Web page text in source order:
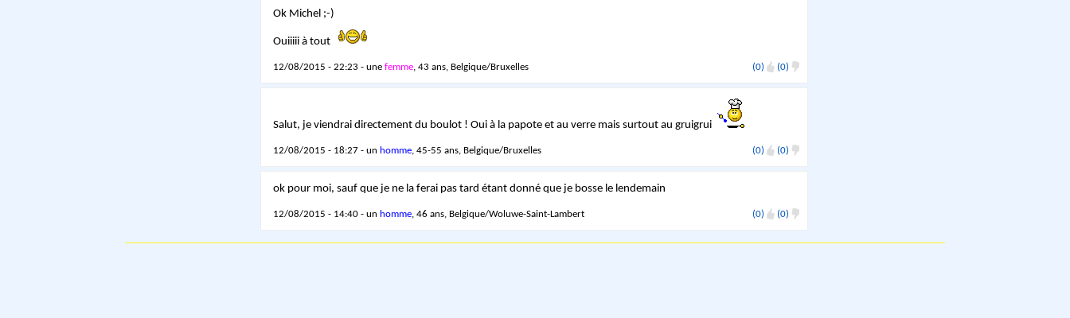
Ok Michel ;-)
Ouiiiii à tout
12/08/2015 - 22:23 - une femme, 43 ans, Belgique/Bruxelles (0) (0)
Salut, je viendrai directement du boulot ! Oui à la papote et au verre mais surtout au gruigrui
12/08/2015 - 18:27 - un homme, 45-55 ans, Belgique/Bruxelles (0) (0)
ok pour moi, sauf que je ne la ferai pas tard étant donné que je bosse le lendemain
12/08/2015 - 14:40 - un homme, 46 ans, Belgique/Woluwe-Saint-Lambert (0) (0)